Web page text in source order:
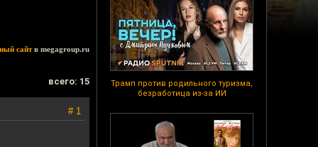
Трамп против родильного туризма,
безработица из-за ИИ
сайтв megagroup.ru
всего: 15
# 1